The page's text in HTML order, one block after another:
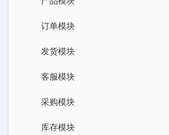
订单模块
发货模块
客服模块
采购模块
库存模块